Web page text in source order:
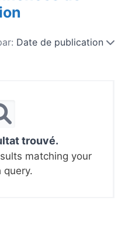
Date de publication
trouvé.
matching your
query.